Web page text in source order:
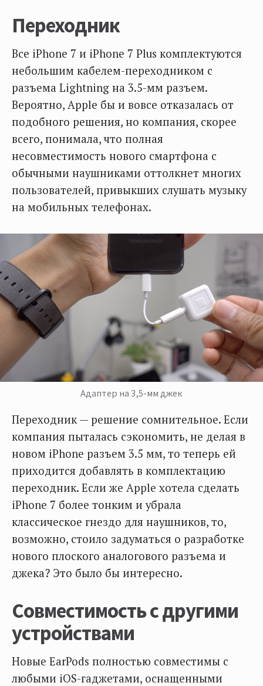
Переходник
Все iPhone 7 и iPhone 7 Plus комплектуются
небольшим кабелем-переходником с
разъема Lightning на 3.5-мм разъем.
Вероятно, Apple бы и вовсе отказалась от
подобного решения, но компания, скорее
всего, понимала, что полная
несовместимость нового смартфона с
обычными наушниками оттолкнет многих
пользователей, привыкших слушать музыку
на мобильных телефонах.
Адаптер на 3,5-мм джек
Переходник — решение сомнительное. Если
компания пыталась сэкономить, не делая в
новом iPhone разъем 3.5 мм, то теперь ей
приходится добавлять в комплектацию
переходник. Если же Apple хотела сделать
iPhone 7 более тонким и убрала
классическое гнездо для наушников, то,
возможно, стоило задуматься о разработке
нового плоского аналогового разъема и
джека? Это было бы интересно.
Совместимость с другими
устройствами
Новые EarPods полностью совместимы с
любыми iOS-гаджетами, оснащенными